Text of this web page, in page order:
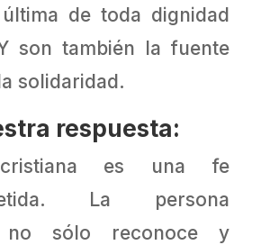
de toda dignidad
son también la fuente
solidaridad.
respuesta:
es una fe
La persona
no sólo reconoce y